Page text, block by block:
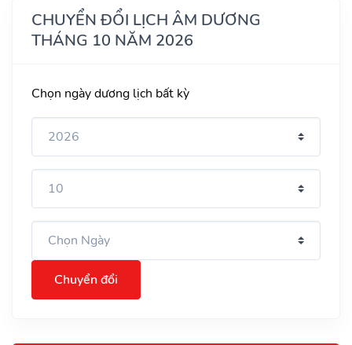
CHUYỂN ĐỔI LỊCH ÂM DƯƠNG
THÁNG 10 NĂM 2026
Chọn ngày dương lịch bất kỳ
Chuyển đổi